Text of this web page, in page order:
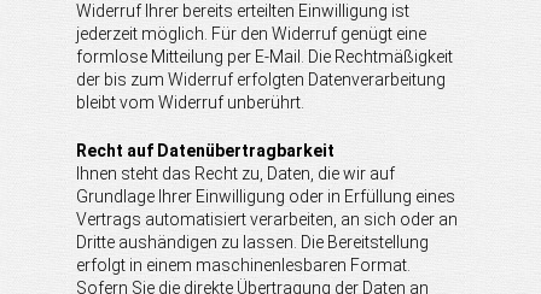
Widerruf Ihrer bereits erteilten Einwilligung ist
jederzeit möglich. Für den Widerruf genügt eine
formlose Mitteilung per E-Mail. Die Rechtmäßigkeit
der bis zum Widerruf erfolgten Datenverarbeitung
bleibt vom Widerruf unberührt.
Recht auf Datenübertragbarkeit
Ihnen steht das Recht zu, Daten, die wir auf
Grundlage Ihrer Einwilligung oder in Erfüllung eines
Vertrags automatisiert verarbeiten, an sich oder an
Dritte aushändigen zu lassen. Die Bereitstellung
erfolgt in einem maschinenlesbaren Format.
Sofern Sie die direkte Übertragung der Daten an